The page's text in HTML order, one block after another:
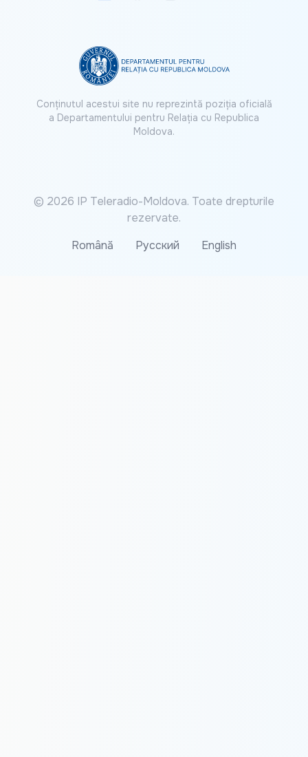
Conținutul acestui site nu reprezintă poziția oficială
a Departamentului pentru Relația cu Republica
Moldova.
© 2026 IP Teleradio-Moldova. Toate drepturile
rezervate.
Română
Русский English